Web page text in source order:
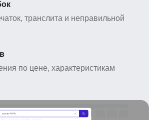
транслита и неправильной
по цене, характеристикам